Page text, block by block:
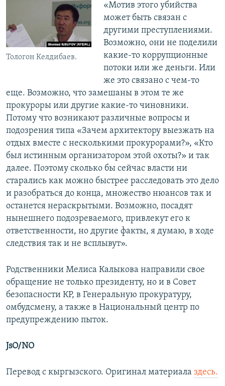
Тологон Келдибаев.
«Мотив этого убийства
может быть связан с
другими преступлениями.
Возможно, они не поделили
какие-то коррупционные
потоки или же деньги. Или
же это связано с чем-то
еще. Возможно, что замешаны в этом те же
прокуроры или другие какие-то чиновники.
Потому что возникают различные вопросы и
подозрения типа «Зачем архитектору выезжать на
отдых вместе с несколькими прокурорами?», «Кто
был истинным организатором этой охоты?» и так
далее. Поэтому сколько бы сейчас власти ни
старались как можно быстрее расследовать это дело
и разобраться до конца, множество нюансов так и
останется нераскрытыми. Возможно, посадят
нынешнего подозреваемого, привлекут его к
ответственности, но другие факты, я думаю, в ходе
следствия так и не всплывут».
Родственники Мелиса Калыкова направили свое
обращение не только президенту, но и в Совет
безопасности КР, в Генеральную прокуратуру,
омбудсмену, а также в Национальный центр по
предупреждению пыток.
JsO/NO
Перевод с кыргызского. Оригинал материала здесь.